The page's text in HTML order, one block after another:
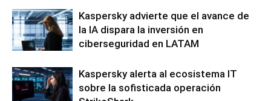
Kaspersky advierte que el avance de
la IA dispara la inversión en
ciberseguridad en LATAM
Kaspersky alerta al ecosistema IT
sobre la sofisticada operación